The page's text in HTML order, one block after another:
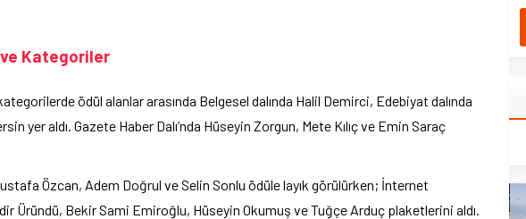
Kategoriler
ödül alanlar arasında Belgesel dalında Halil Demirci, Edebiyat dalında
yer aldı. Gazete Haber Dalı’nda Hüseyin Zorgun, Mete Kılıç ve Emin Saraç
Özcan, Adem Doğrul ve Selin Sonlu ödüle layık görülürken; İnternet
Üründü, Bekir Sami Emiroğlu, Hüseyin Okumuş ve Tuğçe Arduç plaketlerini aldı.